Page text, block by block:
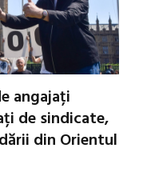
angajați
de sindicate,
din Orientul